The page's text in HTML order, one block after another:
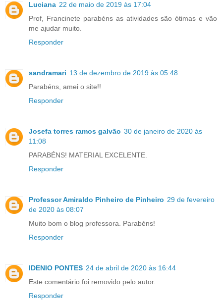
Luciana 22 de maio de 2019 às 17:04
Prof, Francinete parabéns as atividades são ótimas e vão
me ajudar muito.
Responder
sandramari 13 de dezembro de 2019 às 05:48
Parabéns, amei o site!!
Responder
Josefa torres ramos galvão 30 de janeiro de 2020 às
11:08
PARABÉNS! MATERIAL EXCELENTE.
Responder
Professor Amiraldo Pinheiro de Pinheiro 29 de fevereiro
de 2020 às 08:07
Muito bom o blog professora. Parabéns!
Responder
IDENIO PONTES 24 de abril de 2020 às 16:44
Este comentário foi removido pelo autor.
Responder